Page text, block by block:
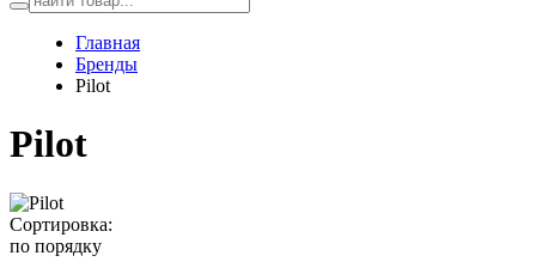
Главная
Бренды
Pilot
Pilot
Сортировка:
по порядку